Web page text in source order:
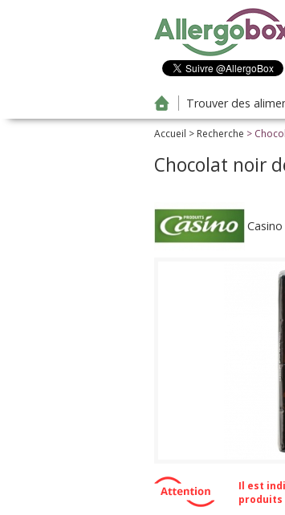
Trouver des
Accueil > Recherche >
Chocolat noir
Casino
Il est
produits